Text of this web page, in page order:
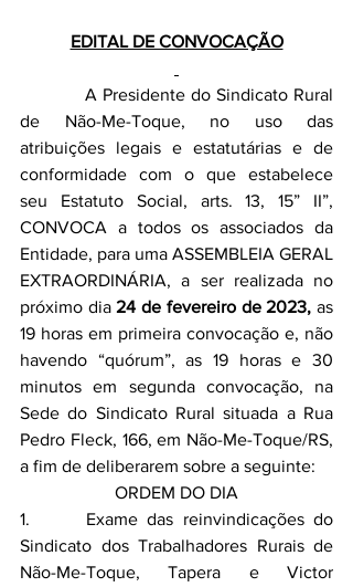
EDITAL DE CONVOCAÇÃO
            A Presidente do Sindicato Rural
de Não-Me-Toque, no uso das
atribuições legais e estatutárias e de
conformidade com o que estabelece
seu Estatuto Social, arts. 13, 15” II”,
CONVOCA a todos os associados da
Entidade, para uma ASSEMBLEIA GERAL
EXTRAORDINÁRIA, a ser realizada no
próximo dia 24 de fevereiro de 2023, as
19 horas em primeira convocação e, não
havendo “quórum”, as 19 horas e 30
minutos em segunda convocação, na
Sede do Sindicato Rural situada a Rua
Pedro Fleck, 166, em Não-Me-Toque/RS,
a fim de deliberarem sobre a seguinte:
ORDEM DO DIA
1.      Exame das reinvindicações do
Sindicato dos Trabalhadores Rurais de
Não-Me-Toque, Tapera e Victor